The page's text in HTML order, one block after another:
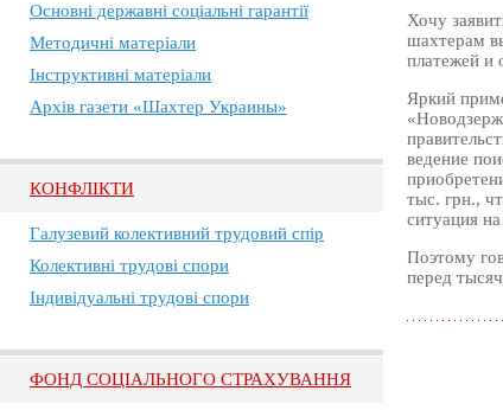
Основні державні соціальні гарантії
Методичні матеріали
Інструктивні матеріали
Архів газети «Шахтер Украины»
КОНФЛІКТИ
Галузевий колективний трудовий спір
Колективні трудові спори
Індивідуальні трудові спори
ФОНД СОЦІАЛЬНОГО СТРАХУВАННЯ
Хочу
шахтерам
платежей и
Яркий
ведение
тыс. грн.,
ситуация
Поэтому
перед